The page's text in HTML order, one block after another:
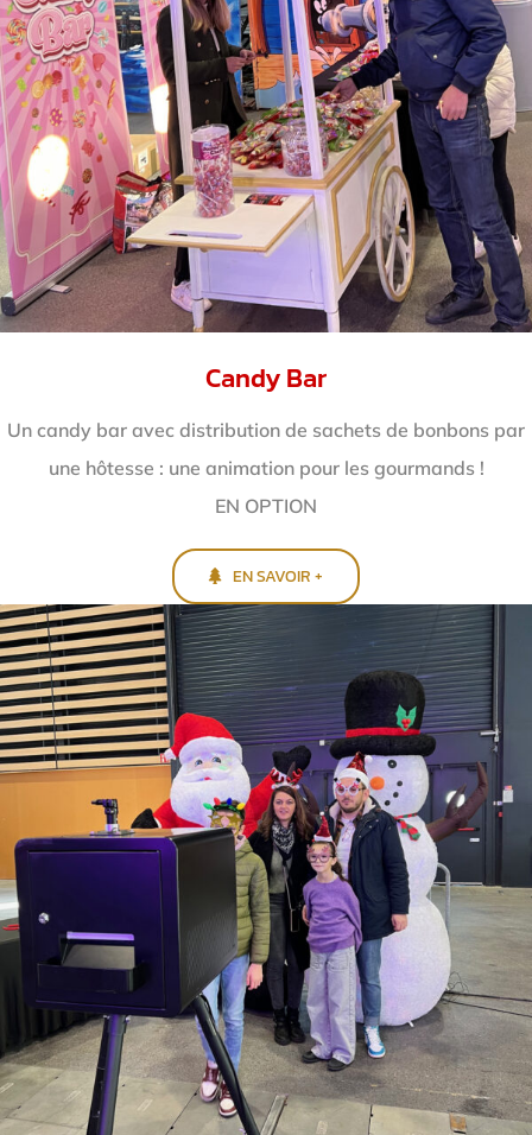
Candy Bar
Un candy bar avec distribution de sachets de bonbons par
une hôtesse : une animation pour les gourmands !
EN OPTION
EN SAVOIR +